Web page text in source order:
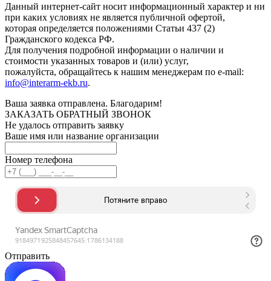
Данный интернет-сайт носит информационный характер и ни
при каких условиях не является публичной офертой,
которая определяется положениями Статьи 437 (2)
Гражданского кодекса РФ.
Для получения подробной информации о наличии и
стоимости указанных товаров и (или) услуг,
пожалуйста, обращайтесь к нашим менеджерам по e-mail:
info@interarm-ekb.ru.
Ваша заявка отправлена. Благодарим!
ЗАКАЗАТЬ ОБРАТНЫЙ ЗВОНОК
Не удалось отправить заявку
Ваше имя или название организации
Номер телефона
Отправить